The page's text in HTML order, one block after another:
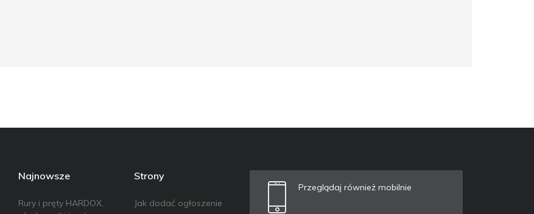
Najnowsze
Rury i pręty HARDOX,
Strony
Jak dodać ogłoszenie
Przeglądaj również mobilnie